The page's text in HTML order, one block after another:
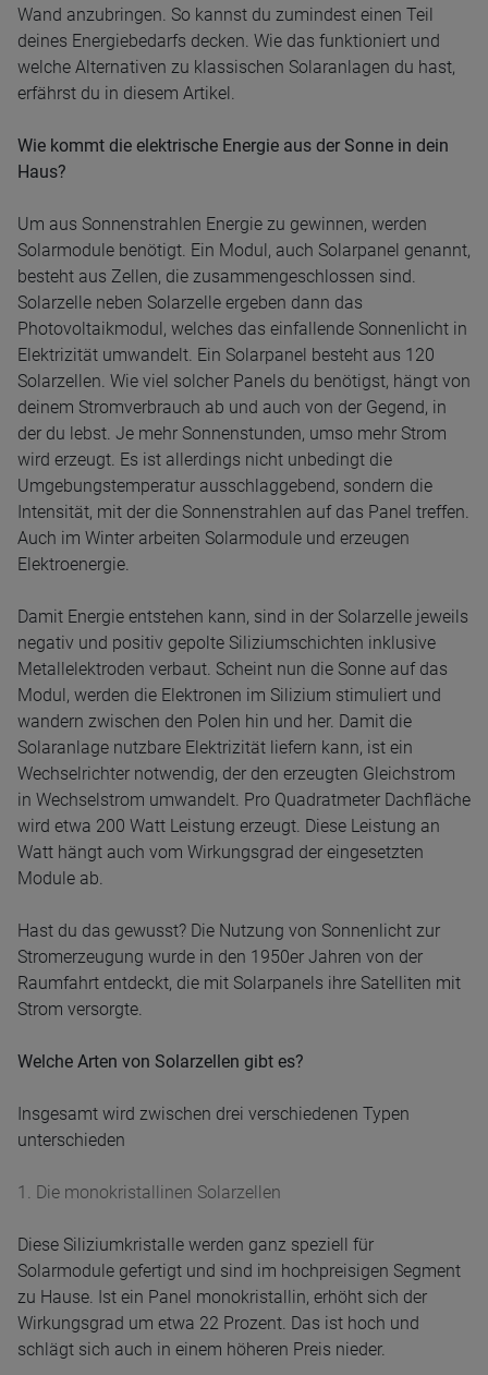
Wand anzubringen. So kannst du zumindest einen Teil
deines Energiebedarfs decken. Wie das funktioniert und
welche Alternativen zu klassischen Solaranlagen du hast,
erfährst du in diesem Artikel.
Wie kommt die elektrische Energie aus der Sonne in dein
Haus?
Um aus Sonnenstrahlen Energie zu gewinnen, werden
Solarmodule benötigt. Ein Modul, auch Solarpanel genannt,
besteht aus Zellen, die zusammengeschlossen sind.
Solarzelle neben Solarzelle ergeben dann das
Photovoltaikmodul, welches das einfallende Sonnenlicht in
Elektrizität umwandelt. Ein Solarpanel besteht aus 120
Solarzellen. Wie viel solcher Panels du benötigst, hängt von
deinem Stromverbrauch ab und auch von der Gegend, in
der du lebst. Je mehr Sonnenstunden, umso mehr Strom
wird erzeugt. Es ist allerdings nicht unbedingt die
Umgebungstemperatur ausschlaggebend, sondern die
Intensität, mit der die Sonnenstrahlen auf das Panel treffen.
Auch im Winter arbeiten Solarmodule und erzeugen
Elektroenergie.
Damit Energie entstehen kann, sind in der Solarzelle jeweils
negativ und positiv gepolte Siliziumschichten inklusive
Metallelektroden verbaut. Scheint nun die Sonne auf das
Modul, werden die Elektronen im Silizium stimuliert und
wandern zwischen den Polen hin und her. Damit die
Solaranlage nutzbare Elektrizität liefern kann, ist ein
Wechselrichter notwendig, der den erzeugten Gleichstrom
in Wechselstrom umwandelt. Pro Quadratmeter Dachfläche
wird etwa 200 Watt Leistung erzeugt. Diese Leistung an
Watt hängt auch vom Wirkungsgrad der eingesetzten
Module ab.
Hast du das gewusst? Die Nutzung von Sonnenlicht zur
Stromerzeugung wurde in den 1950er Jahren von der
Raumfahrt entdeckt, die mit Solarpanels ihre Satelliten mit
Strom versorgte.
Welche Arten von Solarzellen gibt es?
Insgesamt wird zwischen drei verschiedenen Typen
unterschieden
1. Die monokristallinen Solarzellen
Diese Siliziumkristalle werden ganz speziell für
Solarmodule gefertigt und sind im hochpreisigen Segment
zu Hause. Ist ein Panel monokristallin, erhöht sich der
Wirkungsgrad um etwa 22 Prozent. Das ist hoch und
schlägt sich auch in einem höheren Preis nieder.